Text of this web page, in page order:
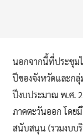
นอกจากนี้ที่ประชุม
ปีของจังหวัดและก
ปีงบประมาณ พ.ศ.
ภาคตะวันออก โดย
สนับสนุน (รวมงบบริ